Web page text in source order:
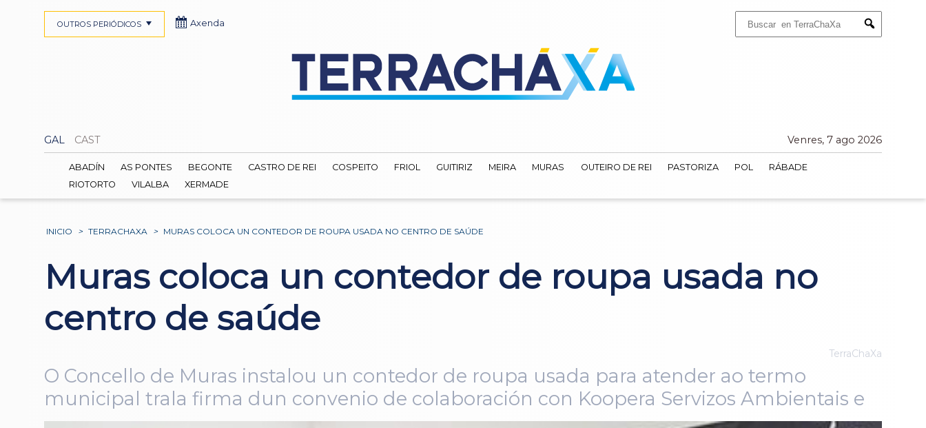
Submit
GAL CAST Venres, 7 ago 2026
OUTROS PERIÓDICOS Axenda
ABADÍN AS PONTES BEGONTE CASTRO DE REI COSPEITO FRIOL GUITIRIZ MEIRA MURAS OUTEIRO DE REI PASTORIZA POL
RÁBADE
RIOTORTO
VILALBA XERMADE
INICIO > TERRACHAXA > MURAS COLOCA UN CONTEDOR DE ROUPA USADA NO CENTRO DE SAÚDE
Muras coloca un contedor de roupa usada no
centro de saúde
TerraChaXa
O Concello de Muras instalou un contedor de roupa usada para atender ao termo
municipal trala firma dun convenio de colaboración con Koopera Servizos Ambientais e